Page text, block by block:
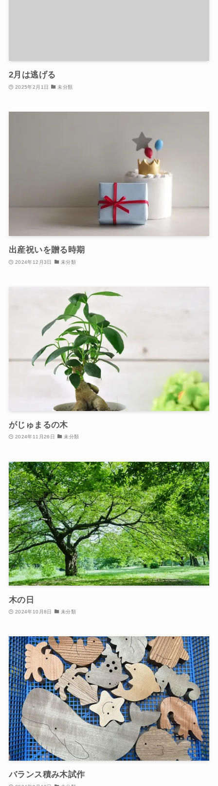
2月は逃げる
2025年2月1日 未分類
出産祝いを贈る時期
2024年12月3日 未分類
がじゅまるの木
2024年11月26日 未分類
木の日
2024年10月8日 未分類
バランス積み木試作